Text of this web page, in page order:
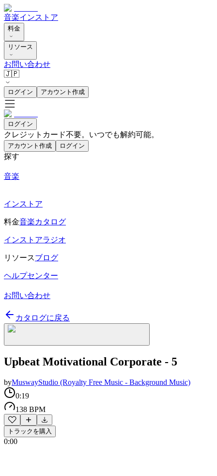
音楽インストア
料金
リソース
お問い合わせ
🇯🇵
ログイン アカウント作成
ログイン
クレジットカード不要。いつでも解約可能。
アカウント作成 ログイン
探す
音楽
インストア
料金音楽カタログ
インストアラジオ
リソースブログ
ヘルプセンター
お問い合わせ
カタログに戻る
Upbeat Motivational Corporate - 5
byMuswayStudio (Royalty Free Music - Background Music)
0:19
138 BPM
トラックを購入
0:00